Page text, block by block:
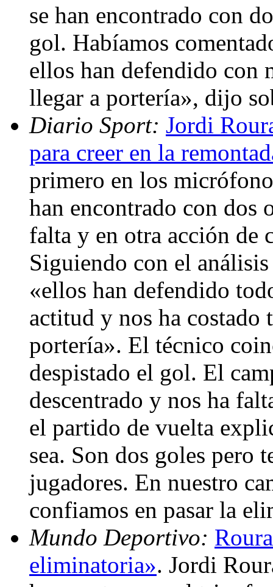
se han encontrado con
gol. Habíamos
ellos han defendido con
llegar a portería», dijo
Diario Sport: Jordi
para creer en la
primero en los
han encontrado con dos
falta y en otra acción de
Siguiendo con el
«ellos han defendido
actitud y nos ha
portería». El técnico
despistado el gol. El
descentrado y nos ha
el partido de vuelta
sea. Son dos goles pero
jugadores. En nuestro
confiamos en pasar la
Mundo Deportivo:
eliminatoria». Jordi